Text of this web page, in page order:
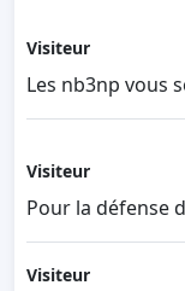
Visiteur
Les nb3np vous
Visiteur
Pour la défense
Visiteur